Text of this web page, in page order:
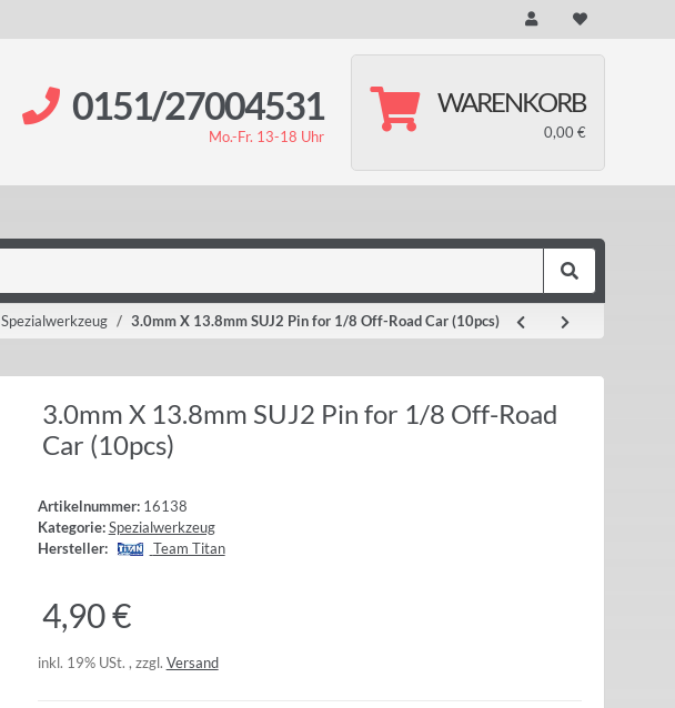
0151/27004531
Mo.-Fr. 13-18 Uhr
WARENKORB
0,00 €
Spezialwerkzeug 3.0mm X 13.8mm SUJ2 Pin for 1/8 Off-Road Car (10pcs)
3.0mm X 13.8mm SUJ2 Pin for 1/8 Off-Road
Car (10pcs)
Artikelnummer: 16138
Kategorie:Spezialwerkzeug
Hersteller:
Team Titan
4,90 €
inkl. 19% USt. , zzgl. Versand